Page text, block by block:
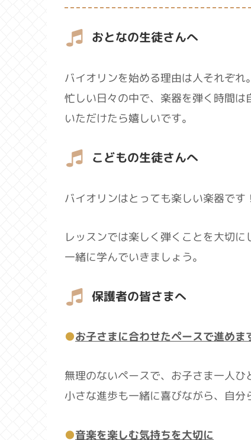
おとなの生徒さんへ
バイオリンを始める理由は人それぞ
忙しい日々の中で、楽器を弾く時間
いただけたら嬉しいです。
こどもの生徒さんへ
バイオリンはとっても楽しい楽器です
レッスンでは楽しく弾くことを大切
一緒に学んでいきましょう。
保護者の皆さまへ
●お子さまに合わせたペースで進めま
無理のないペースで、お子さま一人ひ
小さな進歩も一緒に喜びながら、自分
●音楽を楽しむ気持ちを大切に